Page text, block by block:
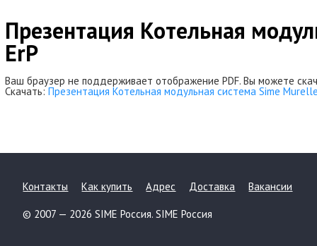
Презентация Котельная
ErP
Ваш браузер не поддерживает отображение PDF. Вы можете
Скачать:Презентация Котельная модульная система Sime
Контакты Как купить Адрес Доставка Вакансии
© 2007 — 2026 SIME Россия. SIME Россия